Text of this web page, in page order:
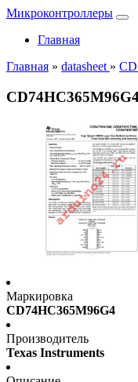
Микроконтроллеры
Главная
Главная » datasheet »
Маркировка
CD74HC365M96G4
Производитель
Texas Instruments